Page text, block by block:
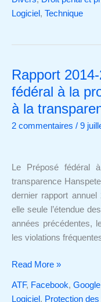
Logiciel , Technique
Rapport
fédéral à la
à la
2 commentaires / 9
Le Préposé
transparence
dernier rapport
elle seule l’étendue
années précédentes,
les violations
Rapport
2014-
2015
du
Préposé
la
protection
des
données
et
à
transparence
Read More »
ATF, Facebook, Google
Logiciel , Protection